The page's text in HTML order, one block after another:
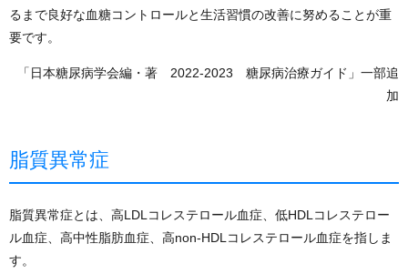
るまで良好な血糖コントロールと生活習慣の改善に努めることが重
要です。
「日本糖尿病学会編・著 2022-2023 糖尿病治療ガイド」一部追
加
脂質異常症
脂質異常症とは、高LDLコレステロール血症、低HDLコレステロー
ル血症、高中性脂肪血症、高non-HDLコレステロール血症を指しま
す。